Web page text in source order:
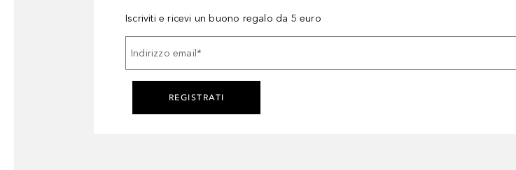
Iscriviti e ricevi un buono regalo da 5 euro
Indirizzo email *
REGISTRATI